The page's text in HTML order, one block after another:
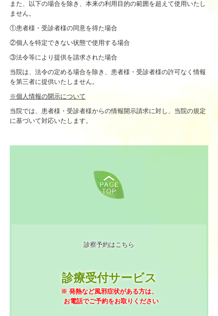
また、以下の場合を除き、本来の利用目的の範囲を超えて使用いたし
ません。
①患者様・受診者様の同意を得た場合
②個人を特定できない状態で使用する場合
③法令等により提供を請求された場合
当院は、法令の定める場合を除き、患者様・受診者様の許可なく情報
を第三者に提供いたしません。
※個人情報の開示について
当院では、患者様・受診者様からの情報開示請求に対し、当院の規定
に基づいて対応いたします。
診察予約はこちら
診療受付サービス
※ 発熱など風邪症状がある方は、
  お電話でご予約をお取りください